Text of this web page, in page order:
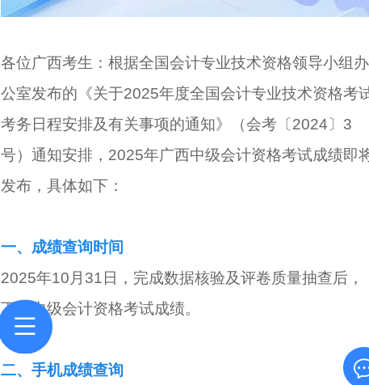
各位广西考生：根据全国会计专业技术资格领导小组办
公室发布的《关于2025年度全国会计专业技术资格考
考务日程安排及有关事项的通知》（会考〔2024〕3
号）通知安排，2025年广西中级会计资格考试成绩即
发布，具体如下：
一、成绩查询时间
2025年10月31日，完成数据核验及评卷质量抽查后，
下发中级会计资格考试成绩。
二、手机成绩查询